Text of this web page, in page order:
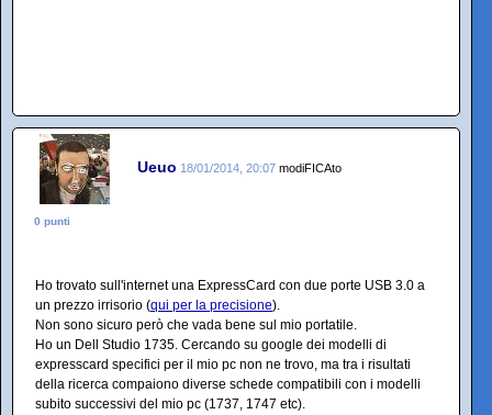
Ueuo 18/01/2014, 20:07 modiFICAto
0 punti
Ho trovato sull'internet una ExpressCard con due porte USB 3.0 a
un prezzo irrisorio (qui per la precisione).
Non sono sicuro però che vada bene sul mio portatile.
Ho un Dell Studio 1735. Cercando su google dei modelli di
expresscard specifici per il mio pc non ne trovo, ma tra i risultati
della ricerca compaiono diverse schede compatibili con i modelli
subito successivi del mio pc (1737, 1747 etc).